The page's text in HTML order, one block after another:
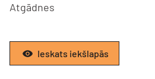
Atgādnes
Ieskats iekšlapās